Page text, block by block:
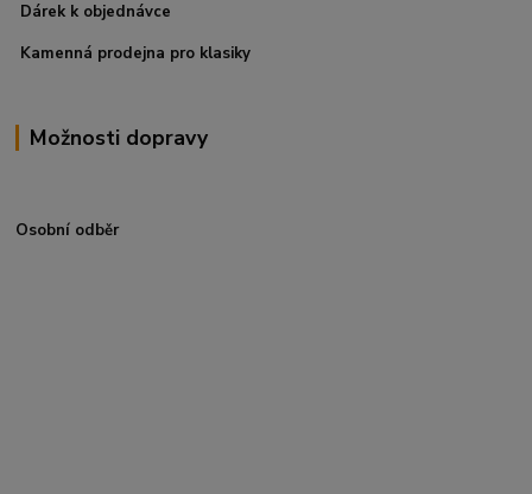
Dárek k objednávce
Kamenná prodejna pro klasiky
Možnosti dopravy
Osobní odběr